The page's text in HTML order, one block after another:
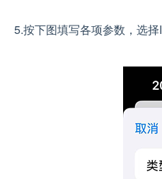
5.按下图填写各项参数，选